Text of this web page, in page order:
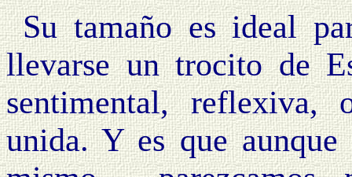
Su tamaño es ideal
llevarse un trocito de
sentimental, reflexiva,
unida. Y es que